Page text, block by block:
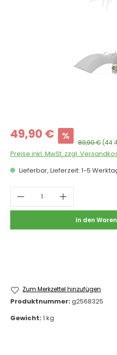
Verkaufspreis:
49,90 € %
Regulärer
89,90 €
Preise inkl. MwSt. zzgl.
Lieferbar, Lieferzeit: 1-5
Produkt Anzahl:
In den
Zum Merkzettel hinzufügen
Produktnummer:g2568325
Gewicht:1 kg